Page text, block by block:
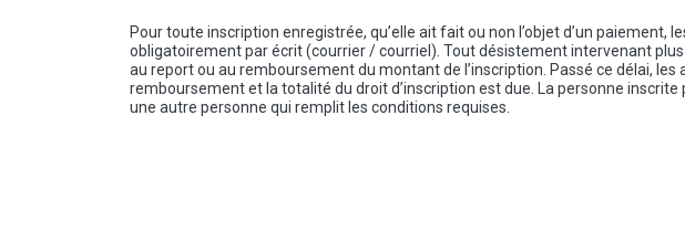
Pour toute inscription enregistrée, qu’elle ait fait ou non l’objet d’un
obligatoirement par écrit (courrier / courriel). Tout désistement intervenant
au report ou au remboursement du montant de l’inscription. Passé ce délai, les
remboursement et la totalité du droit d’inscription est due. La personne
une autre personne qui remplit les conditions requises.